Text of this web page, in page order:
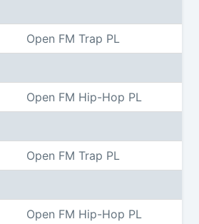
Open FM Trap PL
Open FM Hip-Hop PL
Open FM Trap PL
Open FM Hip-Hop PL